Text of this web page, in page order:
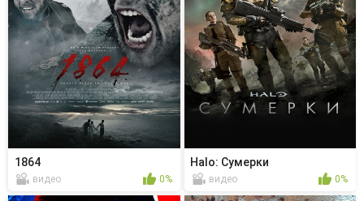
1864
видео 0%
Halo: Сумерки
видео 0%